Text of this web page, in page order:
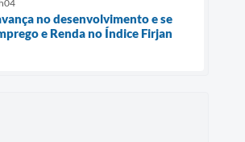
no desenvolvimento e se
e Renda no Índice Firjan